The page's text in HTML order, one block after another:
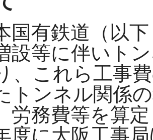
有鉄道（以
設等に伴いト
、これら工事
トンネル関係
労務費等を算
度に大阪工事